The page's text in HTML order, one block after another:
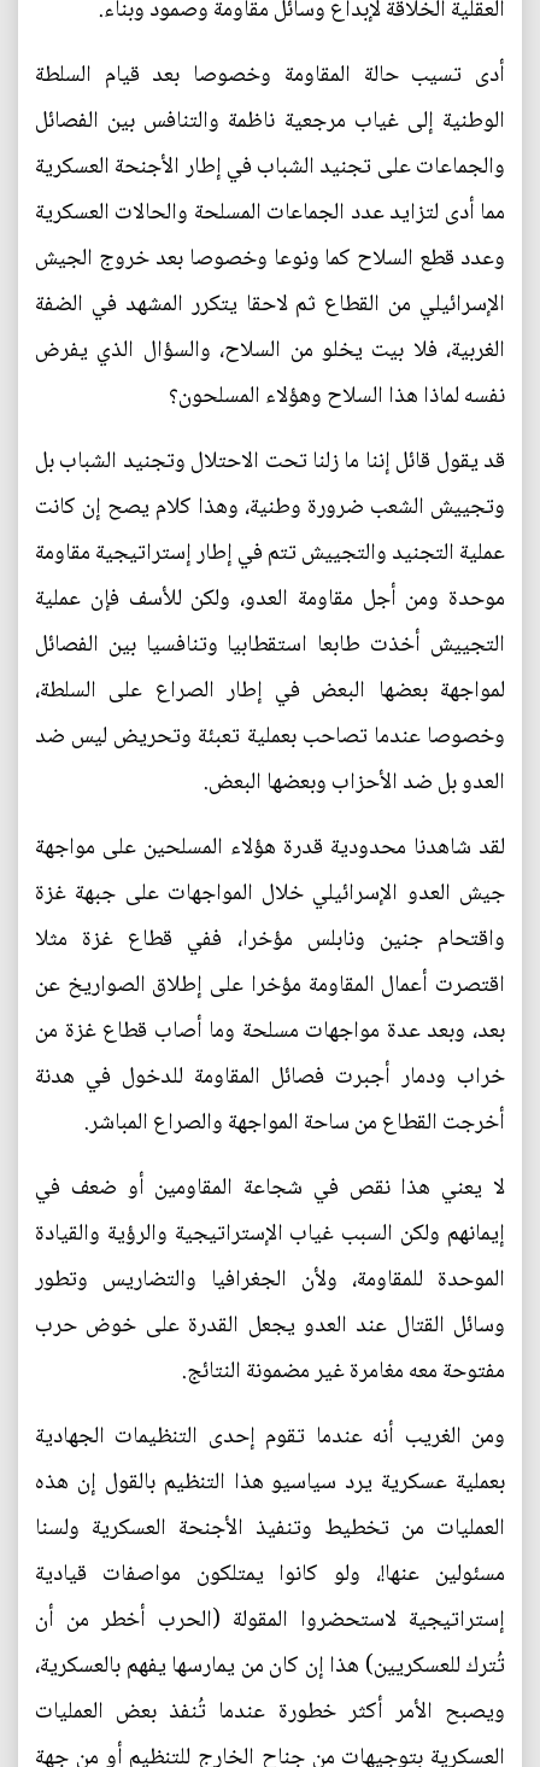
العقلية الخلاقة لإبداع وسائل مقاومة وصمود وبناء.
أدى تسيب حالة المقاومة وخصوصا بعد قيام السلطة
الوطنية إلى غياب مرجعية ناظمة والتنافس بين الفصائل
والجماعات على تجنيد الشباب في إطار الأجنحة العسكرية
مما أدى لتزايد عدد الجماعات المسلحة والحالات العسكرية
وعدد قطع السلاح كما ونوعا وخصوصا بعد خروج الجيش
الإسرائيلي من القطاع ثم لاحقا يتكرر المشهد في الضفة
الغربية، فلا بيت يخلو من السلاح، والسؤال الذي يفرض
نفسه لماذا هذا السلاح وهؤلاء المسلحون؟
قد يقول قائل إننا ما زلنا تحت الاحتلال وتجنيد الشباب بل
وتجييش الشعب ضرورة وطنية، وهذا كلام يصح إن كانت
عملية التجنيد والتجييش تتم في إطار إستراتيجية مقاومة
موحدة ومن أجل مقاومة العدو، ولكن للأسف فإن عملية
التجييش أخذت طابعا استقطابيا وتنافسيا بين الفصائل
لمواجهة بعضها البعض في إطار الصراع على السلطة،
وخصوصا عندما تصاحب بعملية تعبئة وتحريض ليس ضد
العدو بل ضد الأحزاب وبعضها البعض.
لقد شاهدنا محدودية قدرة هؤلاء المسلحين على مواجهة
جيش العدو الإسرائيلي خلال المواجهات على جبهة غزة
واقتحام جنين ونابلس مؤخرا، ففي قطاع غزة مثلا
اقتصرت أعمال المقاومة مؤخرا على إطلاق الصواريخ عن
بعد، وبعد عدة مواجهات مسلحة وما أصاب قطاع غزة من
خراب ودمار أجبرت فصائل المقاومة للدخول في هدنة
أخرجت القطاع من ساحة المواجهة والصراع المباشر.
لا يعني هذا نقص في شجاعة المقاومين أو ضعف في
إيمانهم ولكن السبب غياب الإستراتيجية والرؤية والقيادة
الموحدة للمقاومة، ولأن الجغرافيا والتضاريس وتطور
وسائل القتال عند العدو يجعل القدرة على خوض حرب
مفتوحة معه مغامرة غير مضمونة النتائج.
ومن الغريب أنه عندما تقوم إحدى التنظيمات الجهادية
بعملية عسكرية يرد سياسيو هذا التنظيم بالقول إن هذه
العمليات من تخطيط وتنفيذ الأجنحة العسكرية ولسنا
مسئولين عنها!، ولو كانوا يمتلكون مواصفات قيادية
إستراتيجية لاستحضروا المقولة (الحرب أخطر من أن
تُترك للعسكريين) هذا إن كان من يمارسها يفهم بالعسكرية،
ويصبح الأمر أكثر خطورة عندما تُنفذ بعض العمليات
العسكرية بتوجيهات من جناح الخارج للتنظيم أو من جهة